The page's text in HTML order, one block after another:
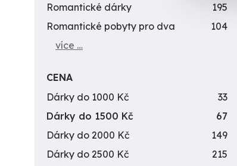
Romantické dárky
195
Romantické pobyty pro dva
104
více …
CENA
Dárky do 1000 Kč
33
Dárky do 1500 Kč
67
Dárky do 2000 Kč
149
Dárky do 2500 Kč
215